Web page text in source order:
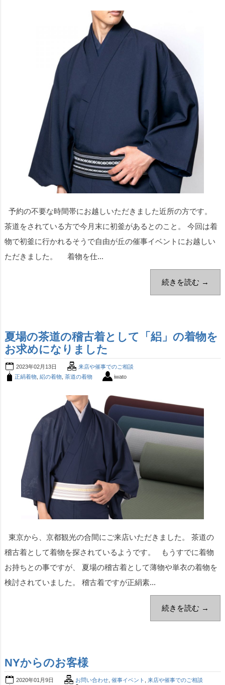
予約の不要な時間帯にお越しいただきました近所の方です。
茶道をされている方で今月末に初釜があるとのこと。 今回は着
物で初釜に行かれるそうで自由が丘の催事イベントにお越しい
ただきました。 着物を仕...
続きを読む →
夏場の茶道の稽古着として「絽」の着物を
お求めになりました
2023年02月13日
来店や催事でのご相談
正絹着物, 絽の着物, 茶道の着物 iwato
東京から、京都観光の合間にご来店いただきました。 茶道の
稽古着として着物を探されているようです。 もうすでに着物
お持ちとの事ですが、 夏場の稽古着として薄物や単衣の着物を
検討されていました。 稽古着ですが正絹素...
続きを読む →
NYからのお客様
2020年01月9日 お問い合わせ, 催事イベント
来店や催事でのご相談